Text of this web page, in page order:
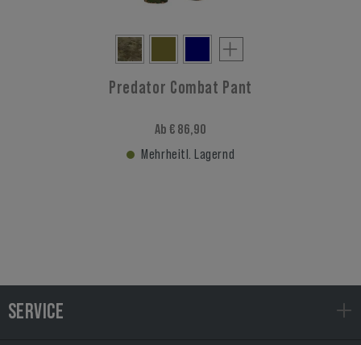
Predator Combat Pant
Ab € 86,90
Mehrheitl. Lagernd
SERVICE